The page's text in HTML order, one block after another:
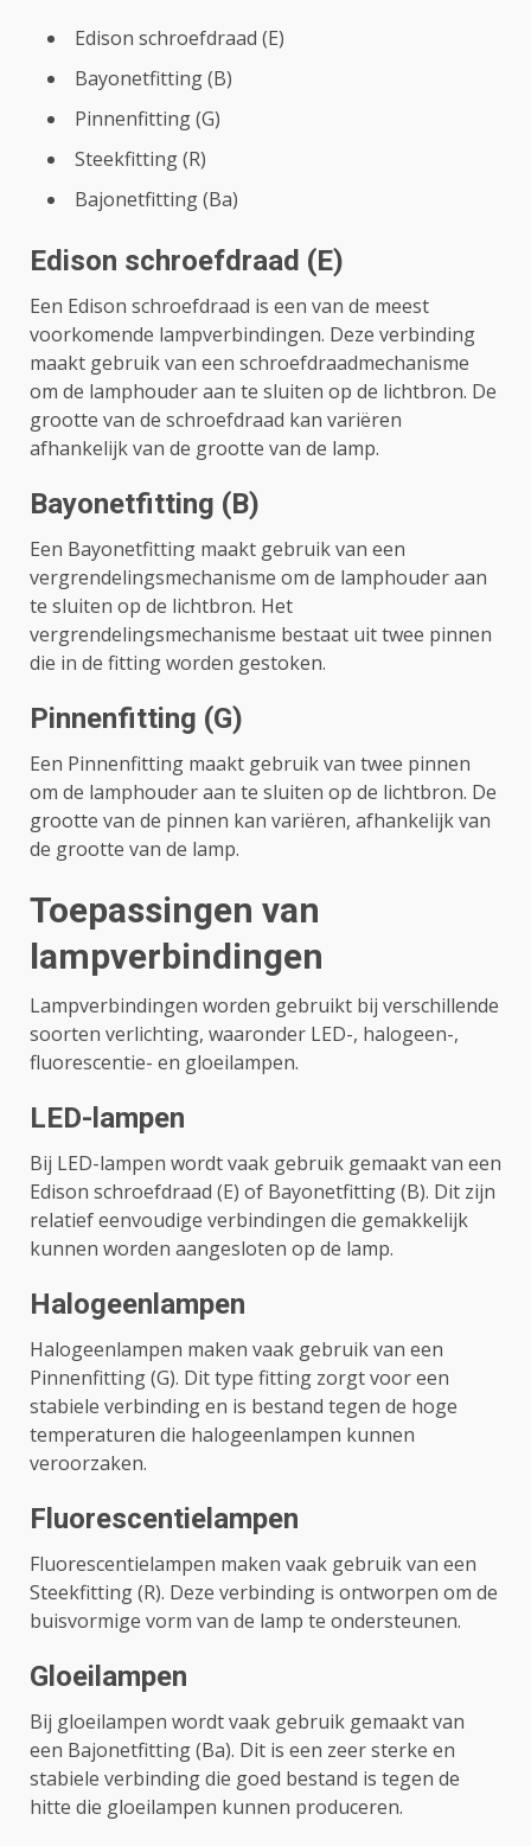
Edison schroefdraad (E)
Bayonetfitting (B)
Pinnenfitting (G)
Steekfitting (R)
Bajonetfitting (Ba)
Edison schroefdraad (E)
Een Edison schroefdraad is een van de meest
voorkomende lampverbindingen. Deze verbinding
maakt gebruik van een schroefdraadmechanisme
om de lamphouder aan te sluiten op de lichtbron. De
grootte van de schroefdraad kan variëren
afhankelijk van de grootte van de lamp.
Bayonetfitting (B)
Een Bayonetfitting maakt gebruik van een
vergrendelingsmechanisme om de lamphouder aan
te sluiten op de lichtbron. Het
vergrendelingsmechanisme bestaat uit twee pinnen
die in de fitting worden gestoken.
Pinnenfitting (G)
Een Pinnenfitting maakt gebruik van twee pinnen
om de lamphouder aan te sluiten op de lichtbron. De
grootte van de pinnen kan variëren, afhankelijk van
de grootte van de lamp.
Toepassingen van
lampverbindingen
Lampverbindingen worden gebruikt bij verschillende
soorten verlichting, waaronder LED-, halogeen-,
fluorescentie- en gloeilampen.
LED-lampen
Bij LED-lampen wordt vaak gebruik gemaakt van een
Edison schroefdraad (E) of Bayonetfitting (B). Dit zijn
relatief eenvoudige verbindingen die gemakkelijk
kunnen worden aangesloten op de lamp.
Halogeenlampen
Halogeenlampen maken vaak gebruik van een
Pinnenfitting (G). Dit type fitting zorgt voor een
stabiele verbinding en is bestand tegen de hoge
temperaturen die halogeenlampen kunnen
veroorzaken.
Fluorescentielampen
Fluorescentielampen maken vaak gebruik van een
Steekfitting (R). Deze verbinding is ontworpen om de
buisvormige vorm van de lamp te ondersteunen.
Gloeilampen
Bij gloeilampen wordt vaak gebruik gemaakt van
een Bajonetfitting (Ba). Dit is een zeer sterke en
stabiele verbinding die goed bestand is tegen de
hitte die gloeilampen kunnen produceren.